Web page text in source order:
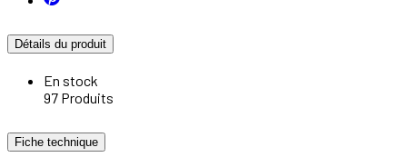
Détails du produit
En stock
97 Produits
Fiche technique